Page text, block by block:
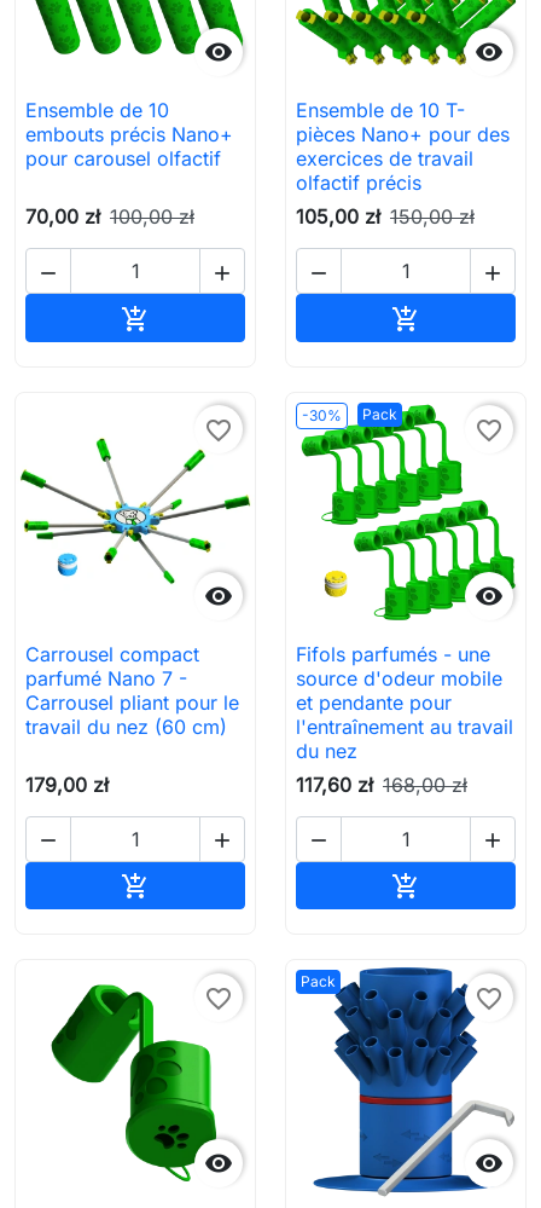

Ensemble de 10
embouts précis Nano+
pour carousel olfactif
70,00 zł 100,00 zł
 


Ensemble de 10 T-
pièces Nano+ pour des
exercices de travail
olfactif précis
105,00 zł 150,00 zł
 


favorite_border
Carrousel compact
parfumé Nano 7 -
Carrousel pliant pour le
travail du nez (60 cm)
179,00 zł
 

-30% Pack

favorite_border
Fifols parfumés - une
source d'odeur mobile
et pendante pour
l'entraînement au travail
du nez
117,60 zł 168,00 zł
 


favorite_border
Pack

favorite_border